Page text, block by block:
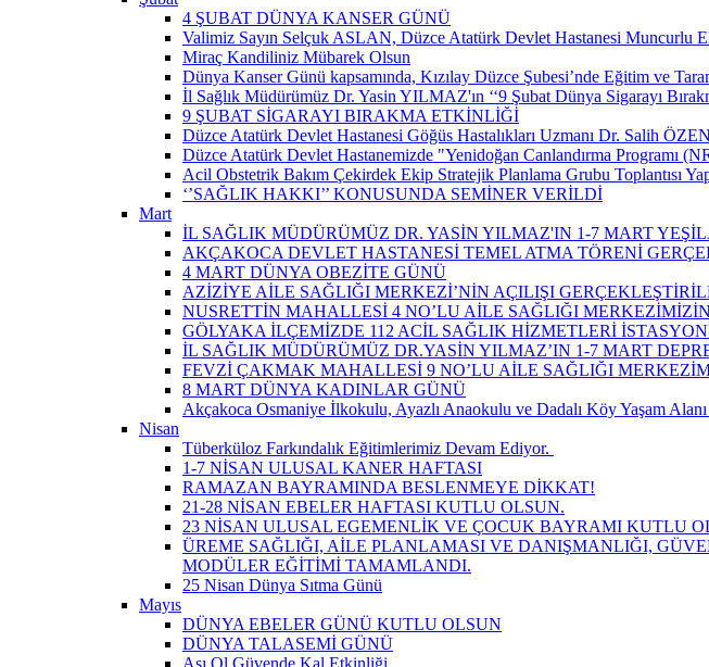
4 ŞUBAT DÜNYA KANSER GÜNÜ
Valimiz Sayın Selçuk ASLAN, Düzce Atatürk Devlet Hastanesi Muncurlu
Miraç Kandiliniz Mübarek Olsun
Dünya Kanser Günü kapsamında, Kızılay Düzce Şubesi’nde Eğitim ve
İl Sağlık Müdürümüz Dr. Yasin YILMAZ'ın ‘‘9 Şubat Dünya Sigarayı
9 ŞUBAT SİGARAYI BIRAKMA ETKİNLİĞİ
Düzce Atatürk Devlet Hastanesi Göğüs Hastalıkları Uzmanı Dr. Salih
Düzce Atatürk Devlet Hastanemizde "Yenidoğan Canlandırma Programı
Acil Obstetrik Bakım Çekirdek Ekip Stratejik Planlama Grubu Toplantısı
‘’SAĞLIK HAKKI’’ KONUSUNDA SEMİNER VERİLDİ
Mart
İL SAĞLIK MÜDÜRÜMÜZ DR. YASİN YILMAZ'IN 1-7 MART
AKÇAKOCA DEVLET HASTANESİ TEMEL ATMA TÖRENİ
4 MART DÜNYA OBEZİTE GÜNÜ
AZİZİYE AİLE SAĞLIĞI MERKEZİ’NİN AÇILIŞI
NUSRETTİN MAHALLESİ 4 NO’LU AİLE SAĞLIĞI
GÖLYAKA İLÇEMİZDE 112 ACİL SAĞLIK HİZMETLERİ
İL SAĞLIK MÜDÜRÜMÜZ DR.YASİN YILMAZ’IN 1-7 MART
FEVZİ ÇAKMAK MAHALLESİ 9 NO’LU AİLE SAĞLIĞI
8 MART DÜNYA KADINLAR GÜNÜ
Akçakoca Osmaniye İlkokulu, Ayazlı Anaokulu ve Dadalı Köy Yaşam
Nisan
Tüberküloz Farkındalık Eğitimlerimiz Devam Ediyor. ​
1-7 NİSAN ULUSAL KANER HAFTASI
RAMAZAN BAYRAMINDA BESLENMEYE DİKKAT!
21-28 NİSAN EBELER HAFTASI KUTLU OLSUN.
23 NİSAN ULUSAL EGEMENLİK VE ÇOCUK BAYRAMI KUTLU
ÜREME SAĞLIĞI, AİLE PLANLAMASI VE DANIŞMANLIĞI,
MODÜLER EĞİTİMİ TAMAMLANDI.
25 Nisan Dünya Sıtma Günü
Mayıs
DÜNYA EBELER GÜNÜ KUTLU OLSUN
DÜNYA TALASEMİ GÜNÜ
Aşı Ol Güvende Kal Etkinliği ​